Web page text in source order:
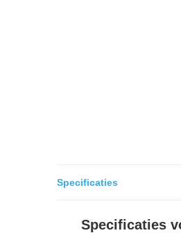
Specificaties
Specificaties